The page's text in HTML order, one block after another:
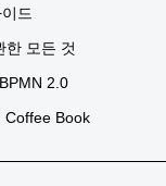
드
한 모든 것
2.0
Coffee Book